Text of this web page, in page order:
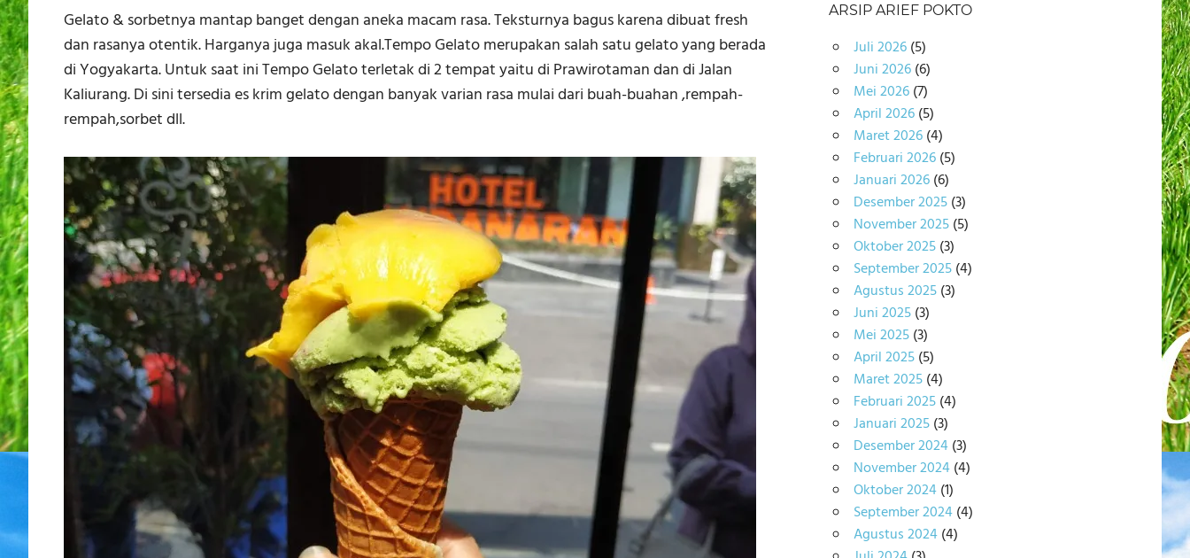
Gelato & sorbetnya mantap banget dengan aneka macam rasa. Teksturnya bagus karena dibuat fresh
dan rasanya otentik. Harganya juga masuk akal.Tempo Gelato merupakan salah satu gelato yang berada
di Yogyakarta. Untuk saat ini Tempo Gelato terletak di 2 tempat yaitu di Prawirotaman dan di Jalan
Kaliurang. Di sini tersedia es krim gelato dengan banyak varian rasa mulai dari buah-buahan ,rempah-
rempah,sorbet dll.
ARSIP ARIEF POKTO
Juli 2026(5)
Juni 2026(6)
Mei 2026(7)
April 2026(5)
Maret 2026(4)
Februari 2026(5)
Januari 2026(6)
Desember 2025(3)
November 2025(5)
Oktober 2025(3)
September 2025(4)
Agustus 2025(3)
Juni 2025(3)
Mei 2025(3)
April 2025(5)
Maret 2025(4)
Februari 2025(4)
Januari 2025(3)
Desember 2024(3)
November 2024(4)
Oktober 2024(1)
September 2024(4)
Agustus 2024(4)